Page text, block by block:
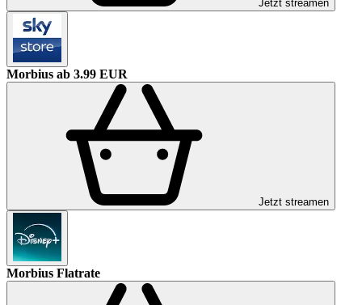
Jetzt streamen
Morbius ab 3.99 EUR
Jetzt streamen
Morbius Flatrate